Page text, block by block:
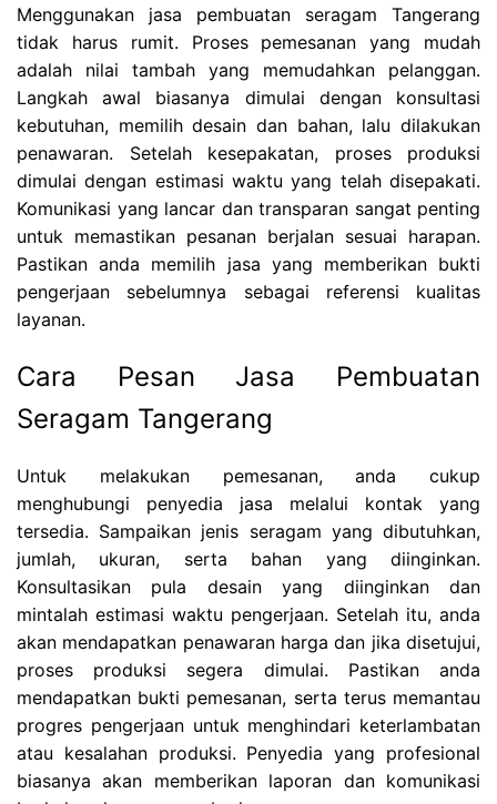
Menggunakan jasa pembuatan seragam Tangerang
tidak harus rumit. Proses pemesanan yang mudah
adalah nilai tambah yang memudahkan pelanggan.
Langkah awal biasanya dimulai dengan konsultasi
kebutuhan, memilih desain dan bahan, lalu dilakukan
penawaran. Setelah kesepakatan, proses produksi
dimulai dengan estimasi waktu yang telah disepakati.
Komunikasi yang lancar dan transparan sangat penting
untuk memastikan pesanan berjalan sesuai harapan.
Pastikan anda memilih jasa yang memberikan bukti
pengerjaan sebelumnya sebagai referensi kualitas
layanan.
Cara Pesan Jasa Pembuatan
Seragam Tangerang
Untuk melakukan pemesanan, anda cukup
menghubungi penyedia jasa melalui kontak yang
tersedia. Sampaikan jenis seragam yang dibutuhkan,
jumlah, ukuran, serta bahan yang diinginkan.
Konsultasikan pula desain yang diinginkan dan
mintalah estimasi waktu pengerjaan. Setelah itu, anda
akan mendapatkan penawaran harga dan jika disetujui,
proses produksi segera dimulai. Pastikan anda
mendapatkan bukti pemesanan, serta terus memantau
progres pengerjaan untuk menghindari keterlambatan
atau kesalahan produksi. Penyedia yang profesional
biasanya akan memberikan laporan dan komunikasi